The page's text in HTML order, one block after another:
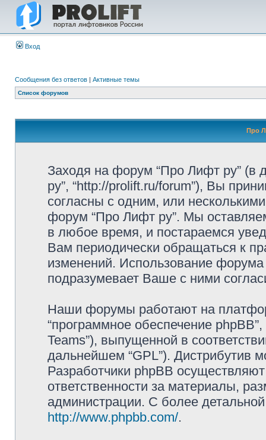
Вход
Сообщения без ответов | Активные темы
Список форумов
Про
Заходя на форум “Про Лифт ру”
ру”, “http://prolift.ru/forum”), Вы
согласны с одним, или
форум “Про Лифт ру”. Мы
в любое время, и постараемся
Вам периодически обращаться к
изменений. Использование
подразумевает Ваше с ними
Наши форумы работают на
“программное обеспечение
Teams”), выпущенной в
дальнейшем “GPL”). Дистрибутив
Разработчики phpBB
ответственности за материалы,
администрации. С более
http://www.phpbb.com/.